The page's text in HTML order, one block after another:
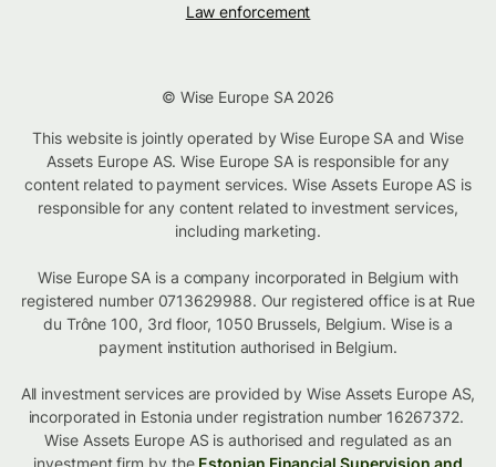
Law enforcement
© Wise Europe SA 2026
This website is jointly operated by Wise Europe SA and Wise
Assets Europe AS. Wise Europe SA is responsible for any
content related to payment services. Wise Assets Europe AS is
responsible for any content related to investment services,
including marketing.
Wise Europe SA is a company incorporated in Belgium with
registered number 0713629988. Our registered office is at Rue
du Trône 100, 3rd floor, 1050 Brussels, Belgium. Wise is a
payment institution authorised in Belgium.
All investment services are provided by Wise Assets Europe AS,
incorporated in Estonia under registration number 16267372.
Wise Assets Europe AS is authorised and regulated as an
investment firm by the Estonian Financial Supervision and